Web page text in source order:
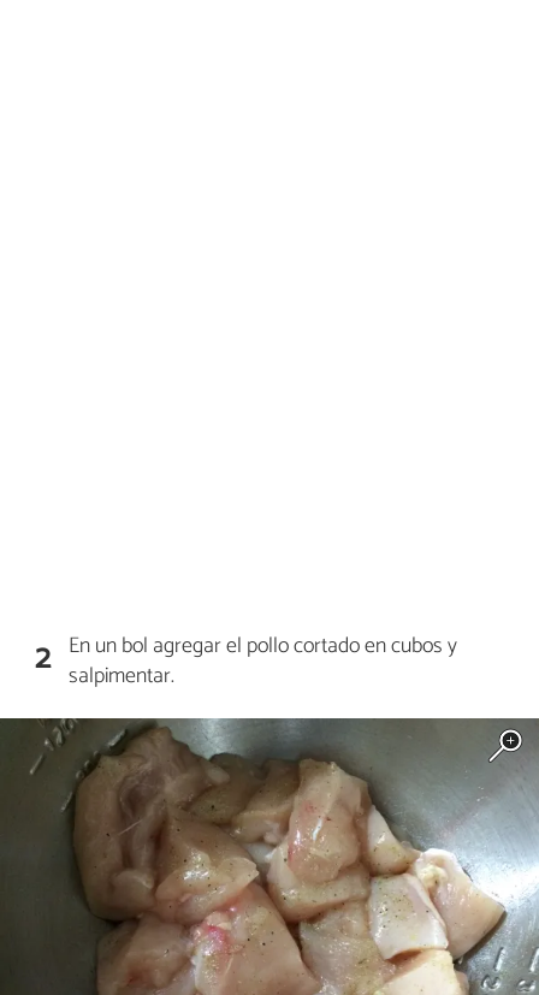
2 En un bol agregar el pollo cortado en cubos y
salpimentar.